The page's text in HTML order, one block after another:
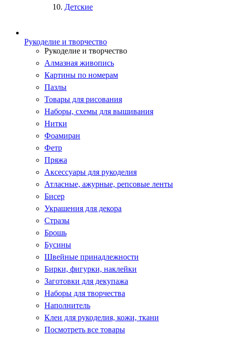
Детские
Рукоделие и творчество
Рукоделие и творчество
Алмазная живопись
Картины по номерам
Пазлы
Товары для рисования
Наборы, схемы для вышивания
Нитки
Фоамиран
Фетр
Пряжа
Аксессуары для рукоделия
Атласные, ажурные, репсовые ленты
Бисер
Украшения для декора
Стразы
Брошь
Бусины
Швейные принадлежности
Бирки, фигурки, наклейки
Заготовки для декупажа
Наборы для творчества
Наполнитель
Клеи для рукоделия, кожи, ткани
Посмотреть все товары